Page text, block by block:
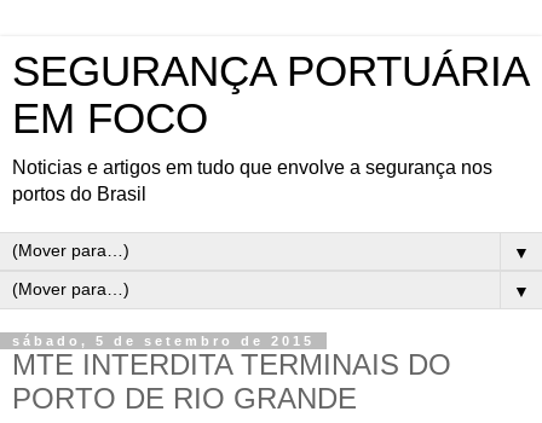
SEGURANÇA PORTUÁRIA
EM FOCO
Noticias e artigos em tudo que envolve a segurança nos
portos do Brasil
▼
▼
sábado, 5 de setembro de 2015
MTE INTERDITA TERMINAIS DO
PORTO DE RIO GRANDE